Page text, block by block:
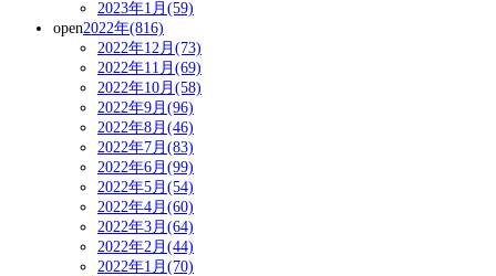
2023年1月(59)
open2022年(816)
2022年12月(73)
2022年11月(69)
2022年10月(58)
2022年9月(96)
2022年8月(46)
2022年7月(83)
2022年6月(99)
2022年5月(54)
2022年4月(60)
2022年3月(64)
2022年2月(44)
2022年1月(70)